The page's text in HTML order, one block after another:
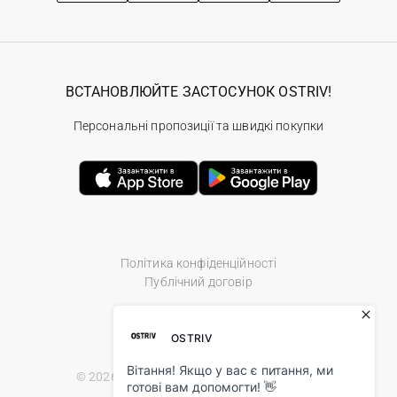
Політика конфіденційності
Публічний договір
© 2026 Ostriv.ua Store. All Rights Reserved.
ВСТАНОВЛЮЙТЕ ЗАСТОСУНОК OSTRIV!
Персональні пропозиції та швидкі покупки